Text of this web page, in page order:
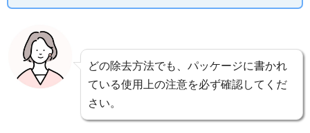
どの除去方法でも、パッケージに書かれ
ている使用上の注意を必ず確認してくだ
さい。